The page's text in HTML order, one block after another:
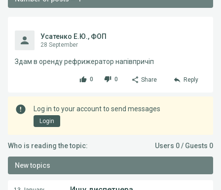
Усатенко Е.Ю., ФОП
28 September
Здам в оренду рефрижератор напівпричіп
0 0 Share Reply
Log in to your account to send messages
Login
Who is reading the topic: Users 0 / Guests 0
New topics